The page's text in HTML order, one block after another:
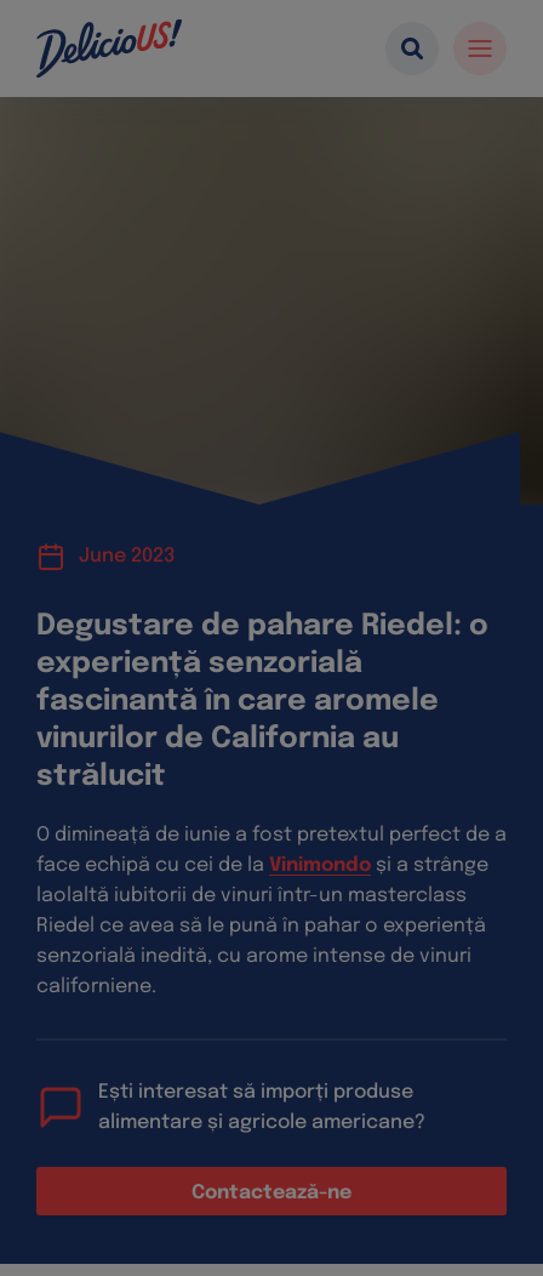
June 2023
Degustare de pahare Riedel: o
experiență senzorială
fascinantă în care aromele
vinurilor de California au
strălucit
O dimineață de iunie a fost pretextul perfect de a
face echipă cu cei de la Vinimondo și a strânge
laolaltă iubitorii de vinuri într-un masterclass
Riedel ce avea să le pună în pahar o experiență
senzorială inedită, cu arome intense de vinuri
californiene.
Ești interesat să imporți produse
alimentare și agricole americane?
Contactează-ne